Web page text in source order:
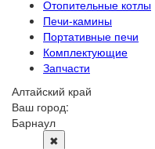
Отопительные котлы
Печи-камины
Портативные печи
Комплектующие
Запчасти
Алтайский край
Ваш город:
Барнаул
✖